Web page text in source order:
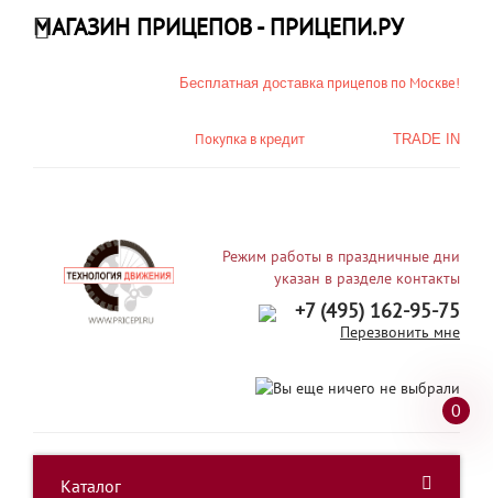
МАГАЗИН ПРИЦЕПОВ - ПРИЦЕПИ.РУ
Бесплатная доставкаприцепов по Москве!
TRADE IN
Покупка в кредит
Режим работы в праздничные дни
указан в разделе контакты
+7 (495) 162-95-75
Перезвонить мне
0
Каталог